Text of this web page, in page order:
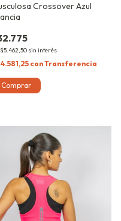
Crossover Azul
$5.462,50 sin interés
conTransferencia
Comprar